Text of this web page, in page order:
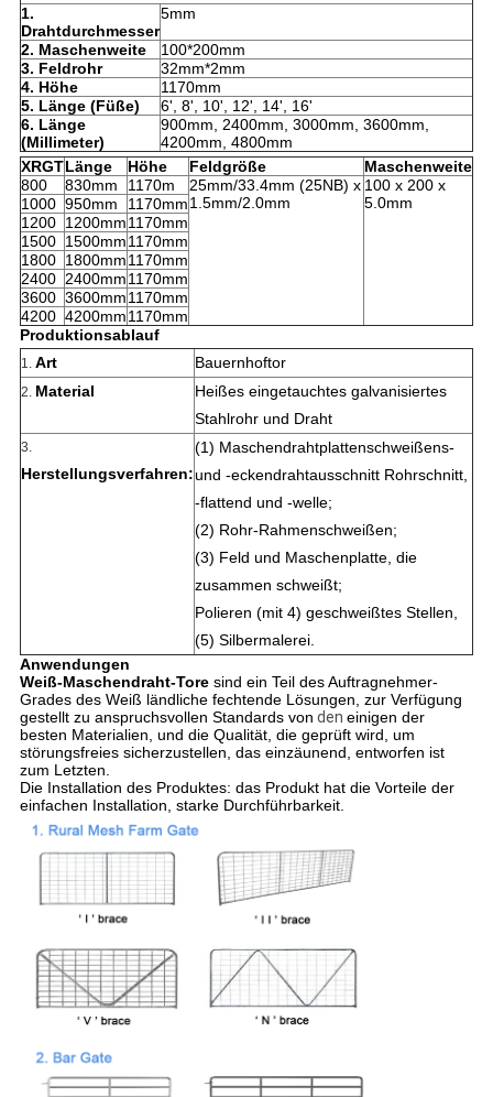
1.
Drahtdurchmesser
5mm
2. Maschenweite
100*200mm
3. Feldrohr
32mm*2mm
4. Höhe
1170mm
5. Länge (Füße)
6', 8', 10', 12', 14', 16'
6. Länge
(Millimeter)
900mm, 2400mm, 3000mm, 3600mm,
4200mm, 4800mm
XRGTLänge Höhe Feldgröße
Maschenweite
800
830mm 1170m
25mm/33.4mm (25NB) x
1.5mm/2.0mm
100 x 200 x
5.0mm
1000 950mm
1170mm
1200 1200mm1170mm
1500 1500mm1170mm
1800 1800mm1170mm
2400 2400mm1170mm
3600 3600mm1170mm
4200 4200mm1170mm
Produktionsablauf
1. Art Bauernhoftor
2. Material
Heißes eingetauchtes galvanisiertes
Stahlrohr und Draht
3.
Herstellungsverfahren:
(1) Maschendrahtplattenschweißens-
und -eckendrahtausschnitt Rohrschnitt,
-flattend und -welle;
(2) Rohr-Rahmenschweißen;
(3) Feld und Maschenplatte, die
zusammen schweißt;
Polieren (mit 4) geschweißtes Stellen,
(5) Silbermalerei.
Anwendungen
Weiß-Maschendraht-Toresind ein Teil des Auftragnehmer-
Grades des Weiß ländliche fechtende Lösungen, zur Verfügung
gestellt zu anspruchsvollen Standards von den einigen der
besten Materialien, und die Qualität, die geprüft wird, um
störungsfreies sicherzustellen, das einzäunend, entworfen ist
zum Letzten.
Die Installation des Produktes: das Produkt hat die Vorteile der
einfachen Installation, starke Durchführbarkeit.